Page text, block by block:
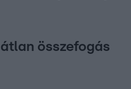
összefogás